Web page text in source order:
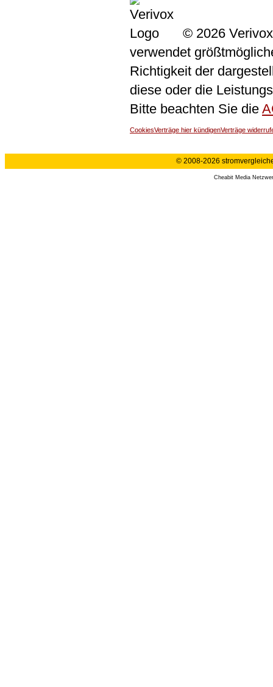
© 2026
verwendet
Richtigkeit der
diese oder die
Bitte beachten Sie die
CookiesVerträge hier kündigenVerträge
© 2008-2026
Cheabit Media